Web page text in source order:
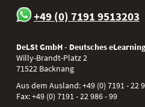
+49 (0) 7191 9513203
DeLSt GmbH - Deutsches
Willy-Brandt-Platz 2
71522 Backnang
Aus dem Ausland:+49 (0) 7191 - 22
Fax:+49 (0) 7191 - 22 986 - 99